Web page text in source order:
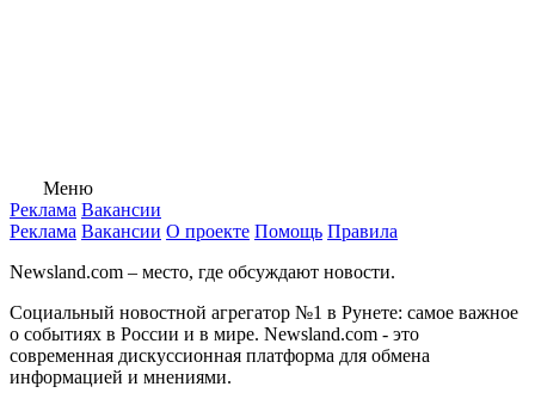
Меню
Реклама Вакансии
Реклама Вакансии О проекте Помощь Правила
Newsland.com – место, где обсуждают новости.
Социальный новостной агрегатор №1 в Рунете: самое важное
о событиях в России и в мире. Newsland.com - это
современная дискуссионная платформа для обмена
информацией и мнениями.